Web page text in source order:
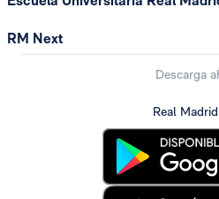
RM Next
Descarga
Real